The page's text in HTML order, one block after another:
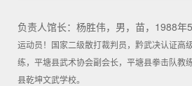
负责人馆长：杨胜伟，男，苗，1988年5
运动员！ 国家二级散打裁判员， 黔武决认证高
练， 平塘县武术协会副会长， 平塘县拳击队教
县乾坤文武学校。